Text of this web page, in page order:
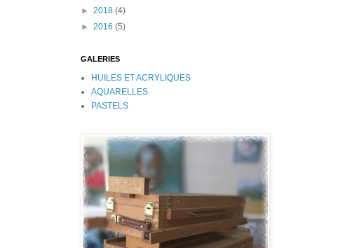
► 2018 (4)
► 2016 (5)
GALERIES
HUILES ET ACRYLIQUES
AQUARELLES
PASTELS